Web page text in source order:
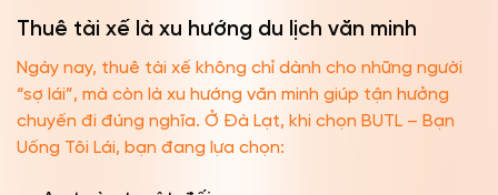
Thuê tài xế là xu hướng du lịch văn minh
Ngày nay, thuê tài xế không chỉ dành cho những người
“sợ lái”, mà còn là xu hướng văn minh giúp tận hưởng
chuyến đi đúng nghĩa. Ở Đà Lạt, khi chọn BUTL – Bạn
Uống Tôi Lái, bạn đang lựa chọn: